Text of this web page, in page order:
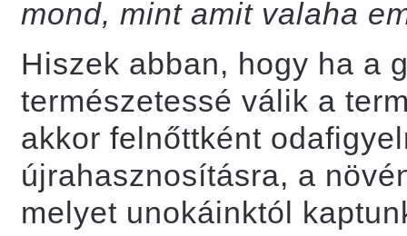
mond, mint amit valaha
Hiszek abban, hogy ha a
természetessé válik a
akkor felnőttként
újrahasznosításra, a
melyet unokáinktól